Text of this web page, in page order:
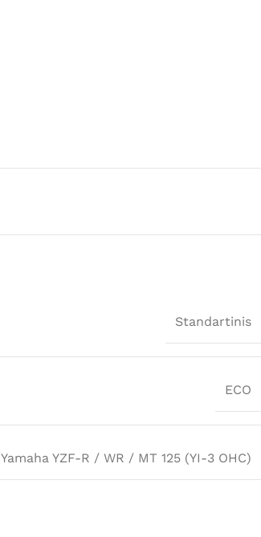
Standartinis
ECO
Yamaha YZF-R / WR / MT 125 (YI-3 OHC)